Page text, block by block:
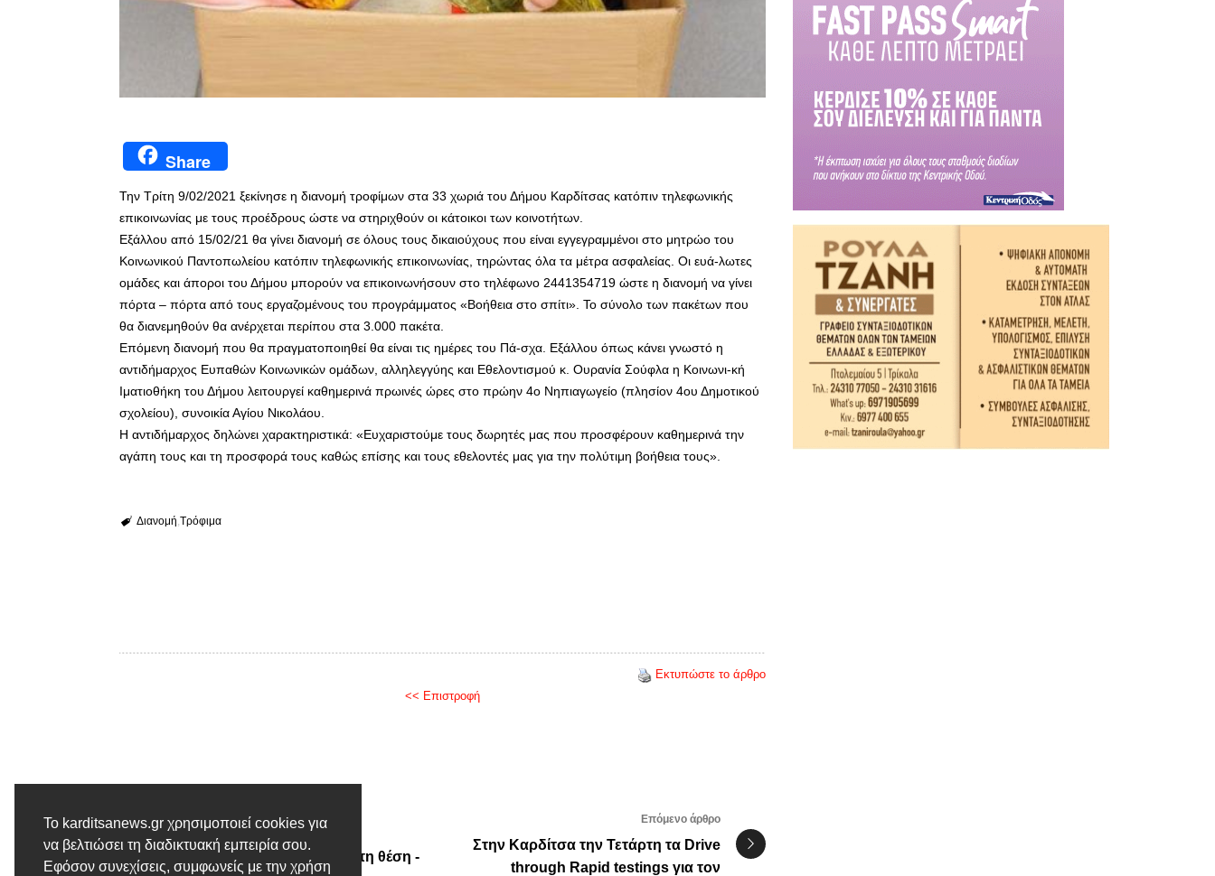
Το karditsanews.gr χρησιμοποιεί cookies για
να βελτιώσει τη διαδικτυακή εμπειρία σου.
Εφόσον συνεχίσεις, συμφωνείς με την χρήση
Share
Την Τρίτη 9/02/2021 ξεκίνησε η διανομή τροφίμων στα 33 χωριά του Δήμου Καρδίτσας κατόπιν τηλεφωνικής
επικοινωνίας με τους προέδρους ώστε να στηριχθούν οι κάτοικοι των κοινοτήτων.
Εξάλλου από 15/02/21 θα γίνει διανομή σε όλους τους δικαιούχους που είναι εγγεγραμμένοι στο μητρώο του
Κοινωνικού Παντοπωλείου κατόπιν τηλεφωνικής επικοινωνίας, τηρώντας όλα τα μέτρα ασφαλείας. Οι ευά-λωτες
ομάδες και άποροι του Δήμου μπορούν να επικοινωνήσουν στο τηλέφωνο 2441354719 ώστε η διανομή να γίνει
πόρτα – πόρτα από τους εργαζομένους του προγράμματος «Βοήθεια στο σπίτι». Το σύνολο των πακέτων που
θα διανεμηθούν θα ανέρχεται περίπου στα 3.000 πακέτα.
Επόμενη διανομή που θα πραγματοποιηθεί θα είναι τις ημέρες του Πά-σχα. Εξάλλου όπως κάνει γνωστό η
αντιδήμαρχος Ευπαθών Κοινωνικών ομάδων, αλληλεγγύης και Εθελοντισμού κ. Ουρανία Σούφλα η Κοινωνι-κή
Ιματιοθήκη του Δήμου λειτουργεί καθημερινά πρωινές ώρες στο πρώην 4ο Νηπιαγωγείο (πλησίον 4ου Δημοτικού
σχολείου), συνοικία Αγίου Νικολάου.
Η αντιδήμαρχος δηλώνει χαρακτηριστικά: «Ευχαριστούμε τους δωρητές μας που προσφέρουν καθημερινά την
αγάπη τους και τη προσφορά τους καθώς επίσης και τους εθελοντές μας για την πολύτιμη βοήθεια τους».
Διανομή Τρόφιμα
Εκτυπώστε το άρθρο
<< Επιστροφή
Προηγούμενο άρθρο
Κατολίσθηση σημειώθηκε στη θέση -
Επόμενο άρθρο
Στην Καρδίτσα την Τετάρτη τα Drive
through Rapid testings για τον